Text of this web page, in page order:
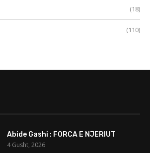
(18)
(110)
Abide Gashi : FORCA E NJERIUT
4 Gusht, 2026